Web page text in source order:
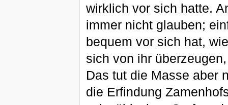
wirklich vor sich hatte.
immer nicht glauben;
bequem vor sich hat,
sich von ihr
Das tut die Masse aber
die Erfindung